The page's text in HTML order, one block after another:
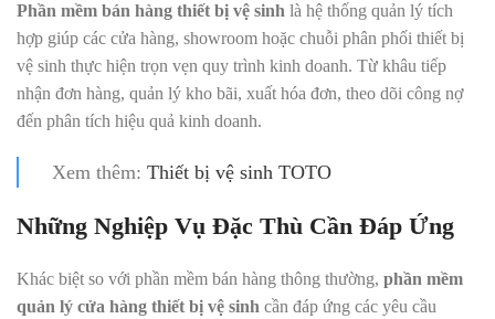
Phần mềm bán hàng thiết bị vệ sinh là hệ thống quản lý tích
hợp giúp các cửa hàng, showroom hoặc chuỗi phân phối thiết bị
vệ sinh thực hiện trọn vẹn quy trình kinh doanh. Từ khâu tiếp
nhận đơn hàng, quản lý kho bãi, xuất hóa đơn, theo dõi công nợ
đến phân tích hiệu quả kinh doanh.
Xem thêm: Thiết bị vệ sinh TOTO
Những Nghiệp Vụ Đặc Thù Cần Đáp Ứng
Khác biệt so với phần mềm bán hàng thông thường, phần mềm
quản lý cửa hàng thiết bị vệ sinh cần đáp ứng các yêu cầu